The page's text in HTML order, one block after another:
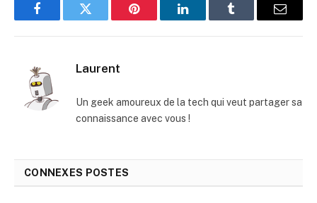
FacebookTwitter Pinterest LinkedInTumblr
E-
Laurent
Un geek amoureux de la tech qui veut partager sa
connaissance avec vous !
CONNEXES POSTES